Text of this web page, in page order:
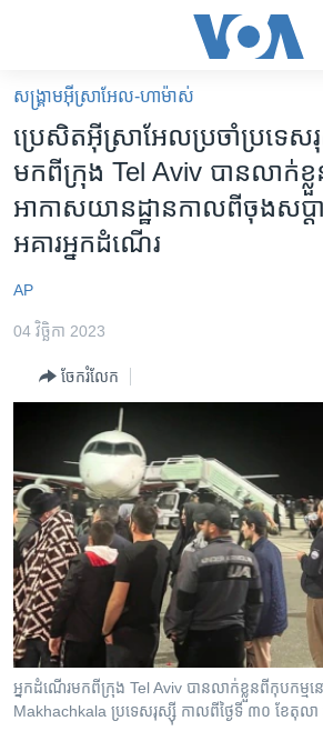
គេហទំព័រ​
ទាក់ទង
រំលង​
និង​
ចូល​
ទៅ​​
ព័ត៌មាន​​
ម្តង
ទំព័រ​
រចនា
សម្ព័ន្ធ​
រំលង​
និង​
ចូល​
ទៅ​
កាន់​
ទំព័រ​
ស្វែង​
កម្ពុជា
អន្តរជាតិ
ចិន
កម្ពុជាច្នៃប្រតិដ្ឋ
វិទ្យុ / ផតខាសថ៍
កម្មវិធីទាំងអស់
Khmer English
បណ្តាញ​សង្គម
ភាសា
សង្គ្រាម​អ៊ីស្រាអែល-ហាម៉ាស់
ប្រេសិត​​​​​អ៊ីស្រាអែល​​ប្រចាំ​​​​​​​ប្រទេស​
មក​ពី​ក្រុង​​ Tel Aviv ​បានលាក់ខ្
អាកាសយានដ្ឋាន​​កាលពី​​ចុង​សប្
អគារ​​អ្នក​​ដំណើរ
AP
04 វិច្ឆិកា 2023
ចែករំលែក
អ្នក​ដំណើរ​មក​ពី​ក្រុង​​ Tel Aviv ​បានលាក់ខ្លួន​​ពី​កុបកម្ម​​ន
Makhachkala ប្រទេស​រុស្ស៊ី កាល​ពី​ថ្ងៃទី ៣០ ខែតុល